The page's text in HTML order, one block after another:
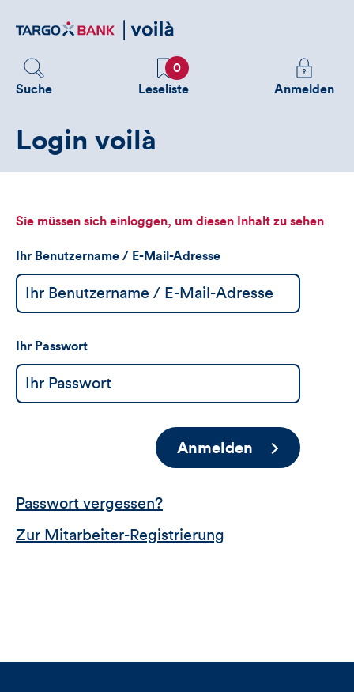
zum
Suche
Favoriten
0
Leseliste
Melden
Sie
sehen
Anmelden
Login voilà
Sie müssen sich einloggen, um diesen Inhalt zu sehen
Ihr Benutzername / E-Mail-Adresse
Ihr Passwort
Anmelden
Passwort vergessen?
Zur Mitarbeiter-Registrierung